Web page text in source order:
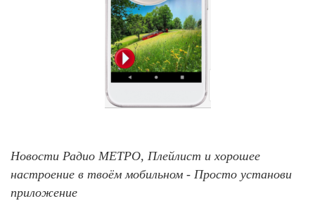
Новости Радио МЕТРО, Плейлист и хорошее
настроение в твоём мобильном - Просто установи
приложение